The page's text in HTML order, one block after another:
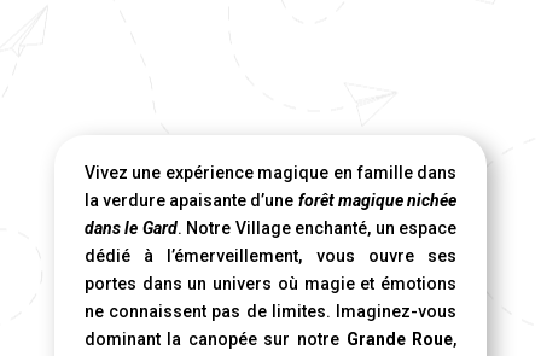
Vivez une expérience magique en famille dans
la verdure apaisante d’une forêt magique nichée
dans le Gard. Notre Village enchanté, un espace
dédié à l’émerveillement, vous ouvre ses
portes dans un univers où magie et émotions
ne connaissent pas de limites. Imaginez-vous
dominant la canopée sur notre Grande Roue,